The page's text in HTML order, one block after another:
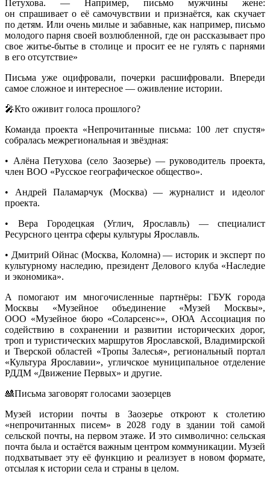
Петухова. — Например, письмо мужчины жене:
он спрашивает о её самочувствии и признаётся, как скучает
по детям. Или очень милые и забавные, как например, письмо
молодого парня своей возлюбленной, где он рассказывает про
свое житье-бытьев столице и просит ее не гулять с парнями
в его отсутствие»
Письма уже оцифровали, почерки расшифровали. Впереди
самое сложное и интересное — оживление истории.
🎤Кто оживит голоса прошлого?
Команда проекта «Непрочитанные письма: 100 лет спустя»
собралась межрегиональная и звёздная:
• Алёна Петухова (село Заозерье) — руководитель проекта,
член ВОО «Русское географическое общество».
• Андрей Паламарчук (Москва) — журналист и идеолог
проекта.
• Вера Городецкая (Углич, Ярославль) — специалист
Ресурсного центра сферы культуры Ярославль.
• Дмитрий Ойнас (Москва, Коломна) — историк и эксперт по
культурному наследию, президент Делового клуба «Наследие
и экономика».
А помогают им многочисленные партнёры: ГБУК города
Москвы «Музейное объединение «Музей Москвы»,
ООО «Музейное бюро «Соларсенс»», ОЮА Ассоциация по
содействию в сохранении и развитии исторических дорог,
троп и туристических маршрутов Ярославской, Владимирской
и Тверской областей «Тропы Залесья», региональный портал
«Культура Ярославии», угличское муниципальное отделение
РДДМ «Движение Первых» и другие.
🎎Письма заговорят голосами заозерцев
Музей истории почты в Заозерье откроют к столетию
«непрочитанных писем» в 2028 году в здании той самой
сельской почты, на первом этаже. И это символично: сельская
почта была и остаётся важным центром коммуникации. Музей
подхватывает эту её функцию и реализует в новом формате,
отсылая к истории села и страны в целом.